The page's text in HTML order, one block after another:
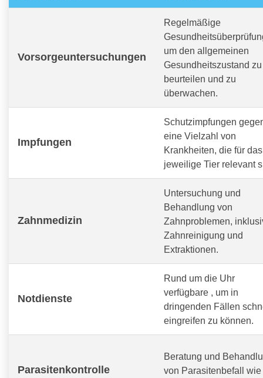
Vorsorgeuntersuchungen
Regelmäßige
um den allgemeinen
Gesundheitszustand zu
beurteilen und zu
überwachen.
Impfungen
Schutzimpfungen
eine Vielzahl von
Krankheiten, die für das
jeweilige Tier relevant
Zahnmedizin
Untersuchung und
Behandlung von
Zahnproblemen,
Zahnreinigung und
Extraktionen.
Notdienste
Rund um die Uhr
verfügbare , um in
dringenden Fällen
eingreifen zu können.
Parasitenkontrolle
Beratung und
von Parasitenbefall wie